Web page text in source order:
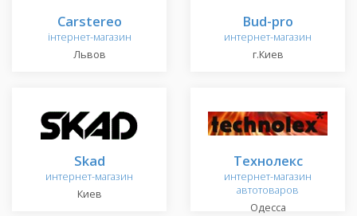
Carstereo
інтернет-магазин
Львов
Bud-pro
интернет-магазин
г.Киев
Skad
интернет-магазин
Киев
Технолекс
интернет-магазин
автотоваров
Одесса